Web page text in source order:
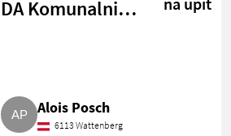
DA Komunalni
Alois Posch
6113 Wattenberg